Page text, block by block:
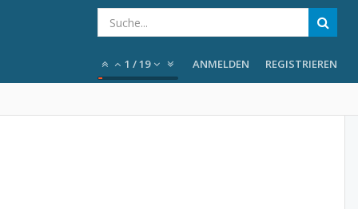
1 /19 ANMELDEN REGISTRIEREN